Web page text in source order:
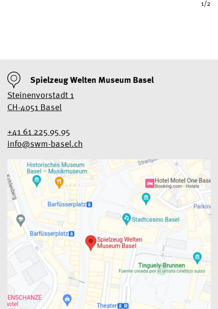
1/2
Spielzeug Welten Museum Basel
Steinenvorstadt 1
CH-4051 Basel
+41 61 225 95 95
info@swm-basel.ch